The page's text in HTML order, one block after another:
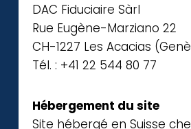
DAC Fiduciaire Sàrl
Rue Eugène-Marziano 22
CH-1227 Les Acacias
Tél. : +41 22 544 80 77
Hébergement du site
Site hébergé en Suisse